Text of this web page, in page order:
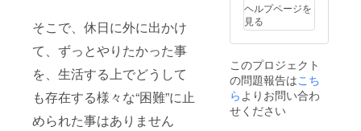
そこで、休日に外に出かけ
て、ずっとやりたかった事
を、生活する上でどうして
も存在する様々な“困難”に止
められた事はありません
ねてまいり
ました。今
スへの進出
は、私たち
の成長と新
い。 使
用しな
いとき
は、
を折り
たたん
でポー
チに収
納し、
では完
全には
防水で
場合が
ありま
す。濡
れた場
合は速
ヘルプページを
見る
このプロジェクト
の問題報告はこち
ら よりお問い合わ
せください